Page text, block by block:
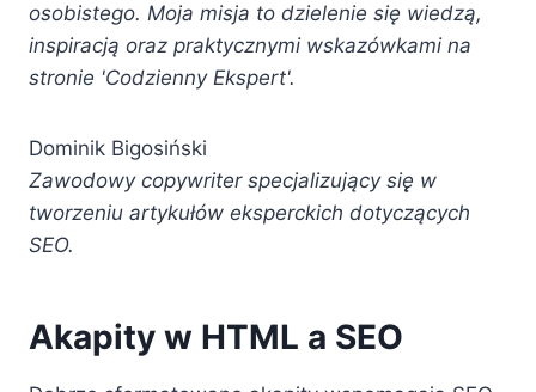
osobistego. Moja misja to dzielenie się wiedzą,
inspiracją oraz praktycznymi wskazówkami na
stronie 'Codzienny Ekspert'.
Dominik Bigosiński
Zawodowy copywriter specjalizujący się̨ w
tworzeniu artykułów eksperckich dotyczących
SEO.
Akapity w HTML a SEO